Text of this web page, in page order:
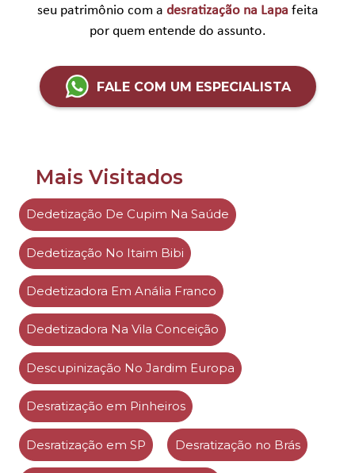
seu patrimônio com a desratização na Lapa feita
por quem entende do assunto.
FALE COM UM ESPECIALISTA
Mais Visitados
Dedetização De Cupim Na Saúde
Dedetização No Itaim Bibi
Dedetizadora Em Anália Franco
Dedetizadora Na Vila Conceição
Descupinização No Jardim Europa
Desratização em Pinheiros
Desratização em SP Desratização no Brás